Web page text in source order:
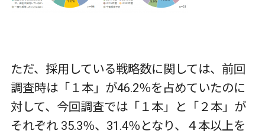
ただ、採用している戦略数に関しては、前回
調査時は「１本」が46.2％を占めていたのに
対して、今回調査では「１本」と「２本」が
それぞれ 35.3％、31.4％となり、４本以上を